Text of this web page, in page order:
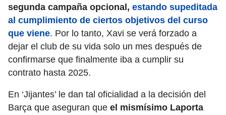
segunda campaña opcional, estando supeditada
al cumplimiento de ciertos objetivos del curso
que viene. Por lo tanto, Xavi se verá forzado a
dejar el club de su vida solo un mes después de
confirmarse que finalmente iba a cumplir su
contrato hasta 2025.
En ‘Jijantes’ le dan tal oficialidad a la decisión del
Barça que aseguran que el mismísimo Laporta